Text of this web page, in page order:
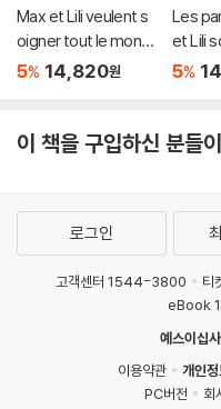
Max et Lili veulent s
oigner tout le mond
e
5% 14,820원
Les
et Lili
5%
이 책을 구입하신 분들
로그인
고객센터 1544-3800 티
eBook
예스이십
이용약관
개인
PC버전
회